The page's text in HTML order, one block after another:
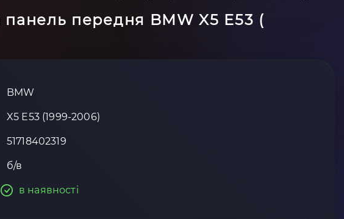
передня BMW X5 E53 (
BMW
X5 E53 (1999-2006)
51718402319
б/в
в наявності